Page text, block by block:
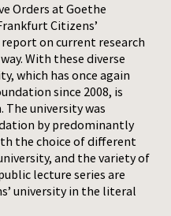
Orders at Goethe
Citizens’
on current research
With these diverse
which has once again
since 2008, is
university was
by predominantly
the choice of different
and the variety of
lecture series are
university in the literal